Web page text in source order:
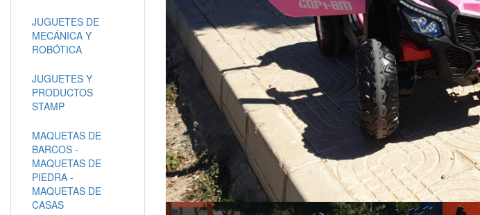
JUGUETES DE
MECÁNICA Y
ROBÓTICA
JUGUETES Y
PRODUCTOS
STAMP
MAQUETAS DE
BARCOS -
MAQUETAS DE
PIEDRA -
MAQUETAS DE
CASAS